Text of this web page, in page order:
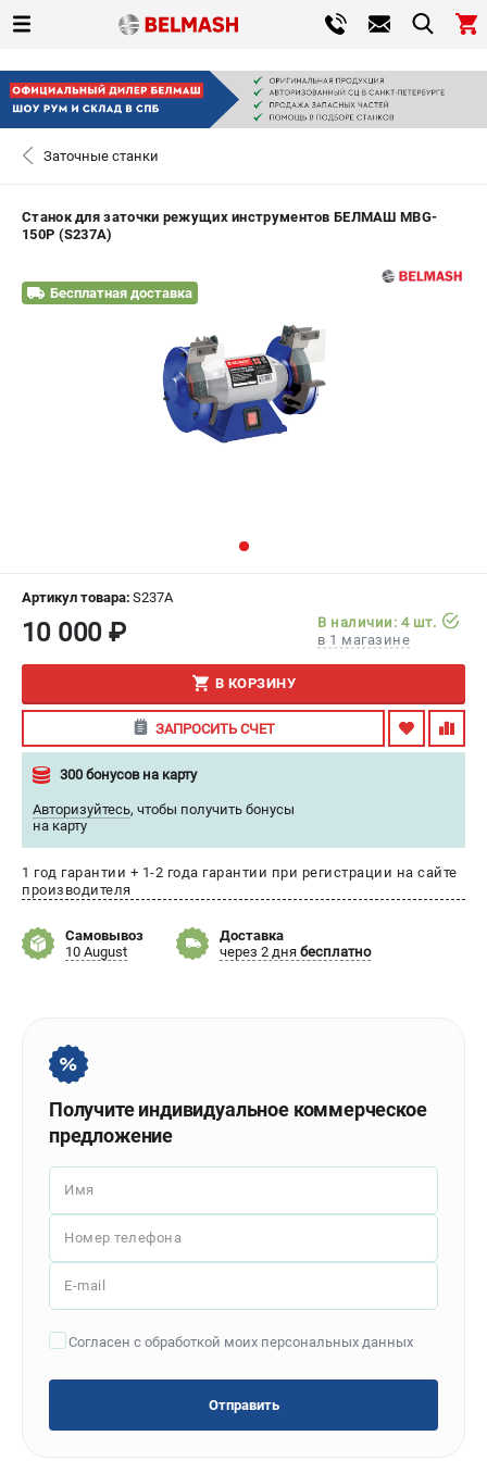
СЕРВИС
ВХОД ИЛИ РЕГИСТРАЦИЯ
ЗАКАЗАТЬ ЗАПЧАСТЬ
САНКТ-ПЕТЕРБУРГ
0
Сервисный центр
Правила обмена и возврата
ИНФОРМАЦИЯ
Контакты
О компании
О бренде
Бонусная программа
Как нас найти
Пользовательское соглашение
Комбинированные станки
Ленточнопильные станки
Рейсмусы
Фуговальные станки
Циркулярные станки
Шлифовальные станки
Заточные станки
Станок для заточки режущих инструментов БЕЛМАШ MBG-
150P (S237A)
Бесплатная доставка
Артикул товара: S237A
10 000 ₽
В наличии: 4 шт.
в 1 магазине
В КОРЗИНУ
ЗАПРОСИТЬ СЧЕТ
300 бонусов на карту
Авторизуйтесь, чтобы получить бонусы
на карту
1 год гарантии + 1-2 года гарантии при регистрации на сайте
производителя
Самовывоз
10 August
Доставка
через 2 дня бесплатно
Получите индивидуальное коммерческое
предложение
Имя
Номер телефона
E-mail
Согласен с обработкой моих персональных данных
Отправить